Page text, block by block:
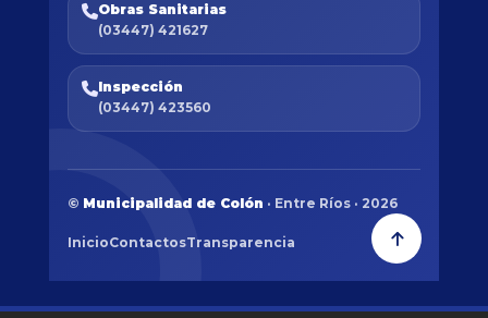
Obras Sanitarias
(03447) 421627
Inspección
(03447) 423560
© Municipalidad de Colón · Entre Ríos · 2026
InicioContactosTransparencia